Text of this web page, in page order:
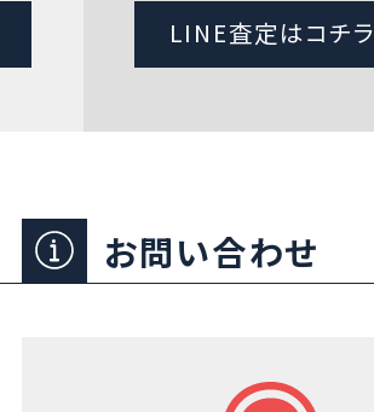
LINE査定はコチラ
お問い合わせ